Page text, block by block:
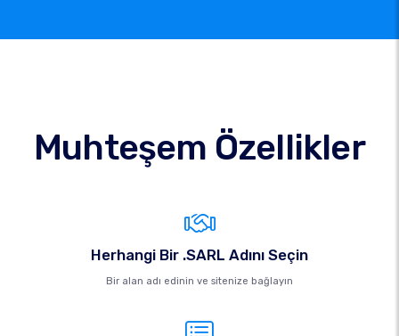
Muhteşem Özellikler
Herhangi Bir .SARL Adını Seçin
Bir alan adı edinin ve sitenize bağlayın